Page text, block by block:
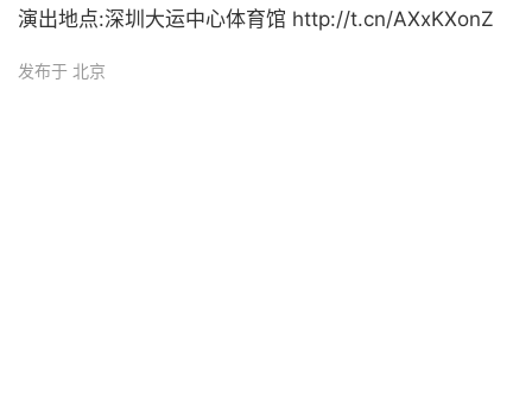
演出地点:深圳大运中心体育馆 http://t.cn/AXxKXonZ
发布于 北京